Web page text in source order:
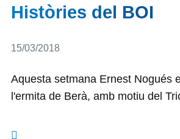
Històries del BOI
Detalls
15/03/2018
Aquesta setmana Ernest Nogués
l'ermita de Berà, amb motiu del